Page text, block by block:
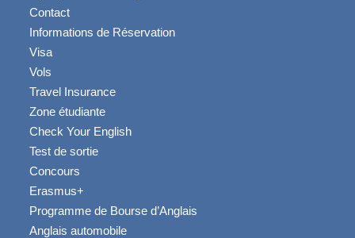
Contact
Informations de Réservation
Visa
Vols
Travel Insurance
Zone étudiante
Check Your English
Test de sortie
Concours
Erasmus+
Programme de Bourse d’Anglais
Anglais automobile